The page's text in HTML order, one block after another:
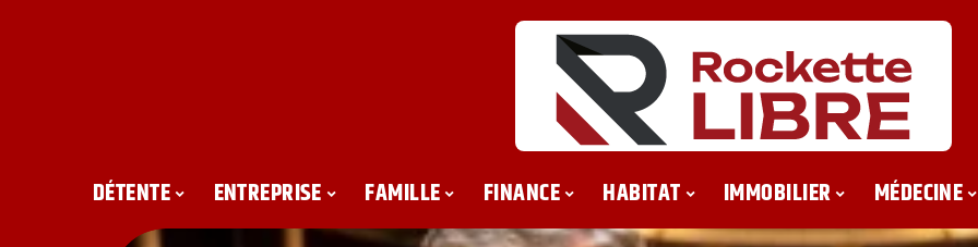
DÉTENTE ENTREPRISE FAMILLE FINANCE HABITAT IMMOBILIER MÉDECINE